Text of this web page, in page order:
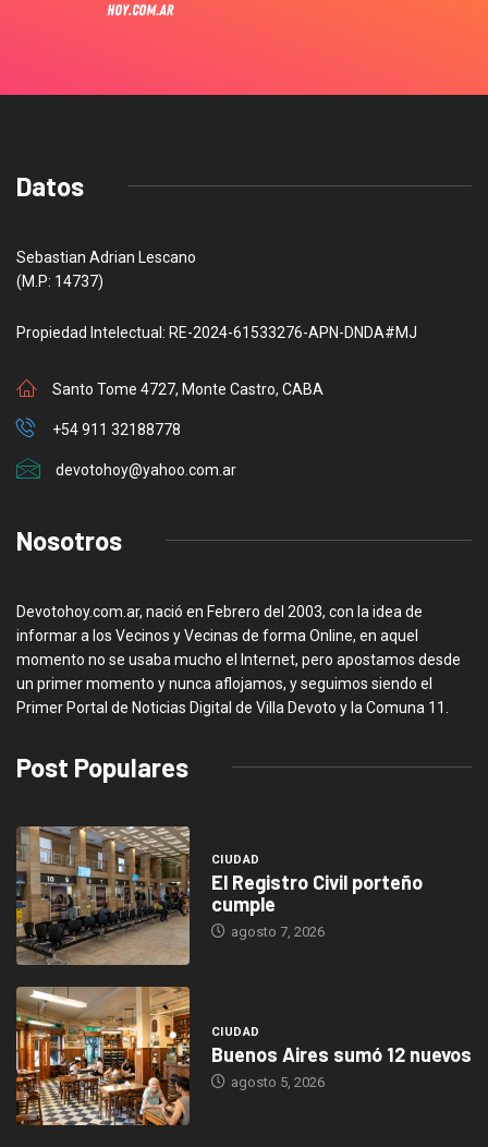
Datos
Sebastian Adrian Lescano
(M.P: 14737)
Propiedad Intelectual: RE-2024-61533276-APN-DNDA#MJ
Santo Tome 4727, Monte Castro, CABA
+54 911 32188778
devotohoy@yahoo.com.ar
Nosotros
Devotohoy.com.ar, nació en Febrero del 2003, con la idea de
informar a los Vecinos y Vecinas de forma Online, en aquel
momento no se usaba mucho el Internet, pero apostamos desde
un primer momento y nunca aflojamos, y seguimos siendo el
Primer Portal de Noticias Digital de Villa Devoto y la Comuna 11.
Post Populares
CIUDAD
El Registro Civil porteño
cumple
agosto 7, 2026
CIUDAD
Buenos Aires sumó 12 nuevos
agosto 5, 2026